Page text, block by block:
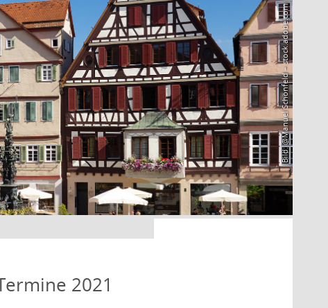
Bild: @Manuel Schönfeld – stock.adobe.com
2021